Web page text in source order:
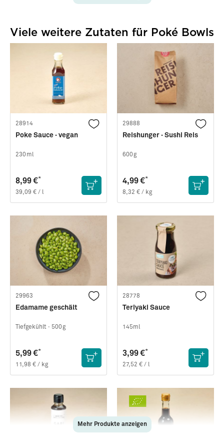
Cocktailgarnelen · Ohne
Schale · Gekocht
250g
(Abtropfgewicht)
Tapas »Garnelen Chili
Knoblauch«
100g
Viele weitere Zutaten für Poké Bowls
28914
Poke Sauce · vegan
230ml
8,99 €*
39,09 € / l
29888
Reishunger · Sushi Reis
600g
4,99 €*
8,32 € / kg
29963
Edamame geschält
Tiefgekühlt · 500g
5,99 €*
11,98 € / kg
28778
Teriyaki Sauce
145ml
3,99 €*
27,52 € / l
Mehr Produkte anzeigen